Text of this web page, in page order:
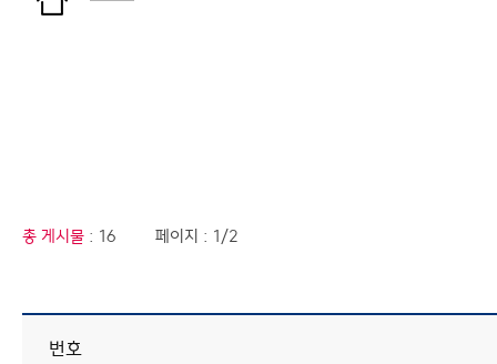
총 게시물 : 16 페이지 : 1/2
번호